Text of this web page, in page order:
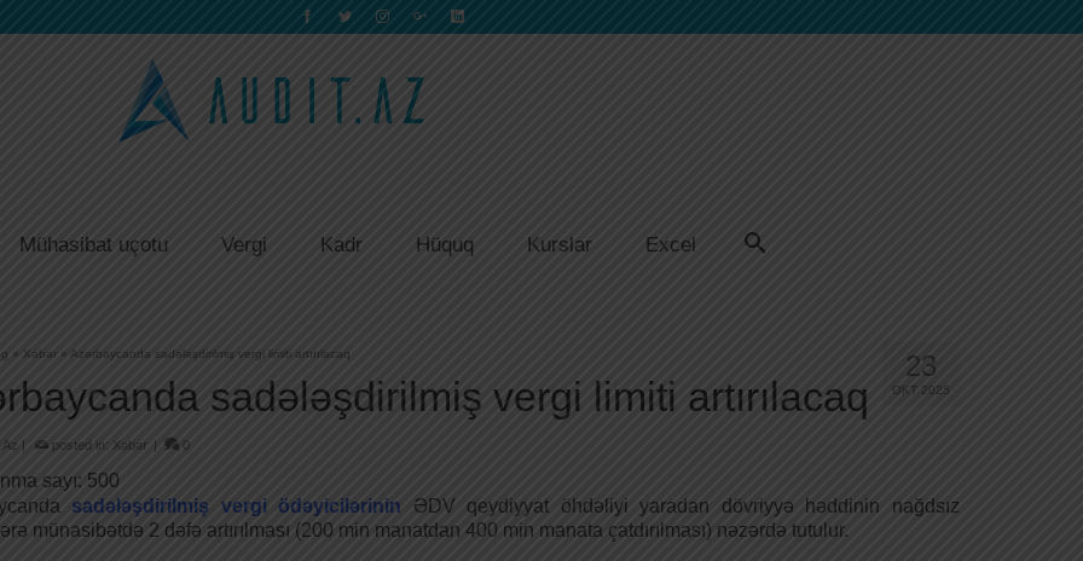
Mühasibat uçotu Vergi Kadr Hüquq Kurslar Excel
23
OKT 2025
» Xəbər » Azərbaycanda sadələşdirilmiş vergi limiti artırılacaq
sadələşdirilmiş vergi limiti artırılacaq
| posted in: Xəbər | 0
sayı: 500
sadələşdirilmiş vergi ödəyicilərinin ƏDV qeydiyyat öhdəliyi yaradan dövriyyə həddinin nağdsız
münasibətdə 2 dəfə artırılması (200 min manatdan 400 min manata çatdırılması) nəzərdə tutulur.